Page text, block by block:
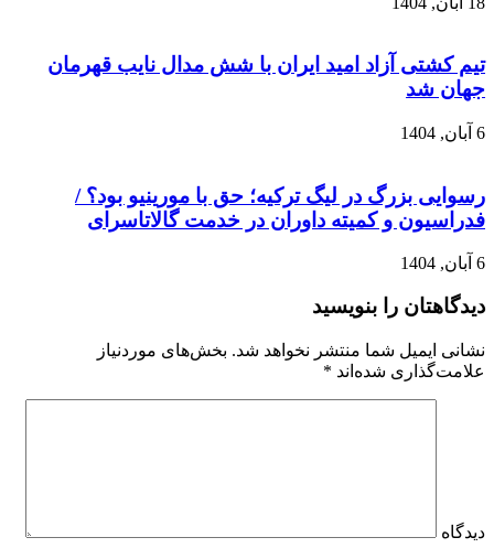
تیم کشتی آزاد امید ایران با شش مدال نایب قهرمان
جهان شد
6 آبان, 1404
رسوایی بزرگ در لیگ ترکیه؛ حق با مورینیو بود؟ /
فدراسیون و کمیته داوران در خدمت گالاتاسرای
6 آبان, 1404
دیدگاهتان را بنویسید
نشانی ایمیل شما منتشر نخواهد شد. بخش‌های موردنیاز
علامت‌گذاری شده‌اند *
دیدگاه